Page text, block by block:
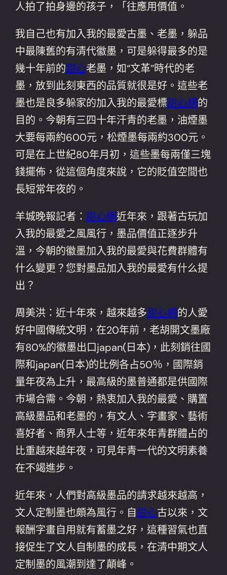
人拍了拍身邊的孩子，「往應用價值。
我自己也有加入我的最愛古墨、老墨，躲品
中最陳舊的有清代徽墨，可是躲得最多的是
幾十年前的甜心老墨，如“文革”時代的老
墨，放到此刻東西的品質就很是好。這些老
墨也是良多躲家的加入我的最愛標甜心網的
目的。今朝有三四十年汗青的老墨，油煙墨
大要每兩約600元，松煙墨每兩約300元。
可是在上世紀80年月初，這些墨每兩僅三塊
錢擺佈，從這個角度來說，它的貶值空間也
長短常年夜的。
羊城晚報記者：甜心網近年來，跟著古玩加
入我的最愛之風風行，墨品價值正逐步升
溫，今朝的徽墨加入我的最愛與花費群體有
什么變更？您對墨品加入我的最愛有什么提
出？
周美洪：近十年來，越來越多甜心網的人愛
好中國傳統文明，在20年前，老胡開文墨廠
有80%的徽墨出口japan(日本)，此刻銷往國
際和japan(日本)的比例各占50％，國際銷
量年夜為上升，最高級的墨普通都是供國際
市場合需。今朝，熱衷加入我的最愛、購置
高級墨品和老墨的，有文人、字畫家、藝術
喜好者、商界人士等，近年來年青群體占的
比重越來越年夜，可見年青一代的文明素養
在不竭進步。
近年來，人們對高級墨品的請求越來越高，
文人定制墨也頗為風行。自甜心古以來，文
報酬字畫自用就有蓄墨之好，這種習氣也直
接促生了文人自制墨的成長，在清中期文人
定制墨的風潮到達了顛峰。